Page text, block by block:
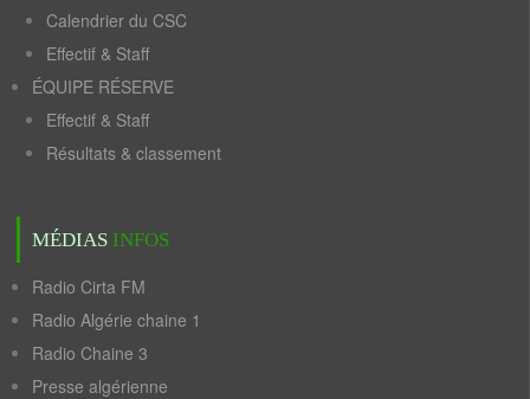
Calendrier du CSC
Effectif & Staff
ÉQUIPE RÉSERVE
Effectif & Staff
Résultats & classement
MÉDIAS INFOS
Radio Cirta FM
Radio Algérie chaine 1
Radio Chaine 3
Presse algérienne